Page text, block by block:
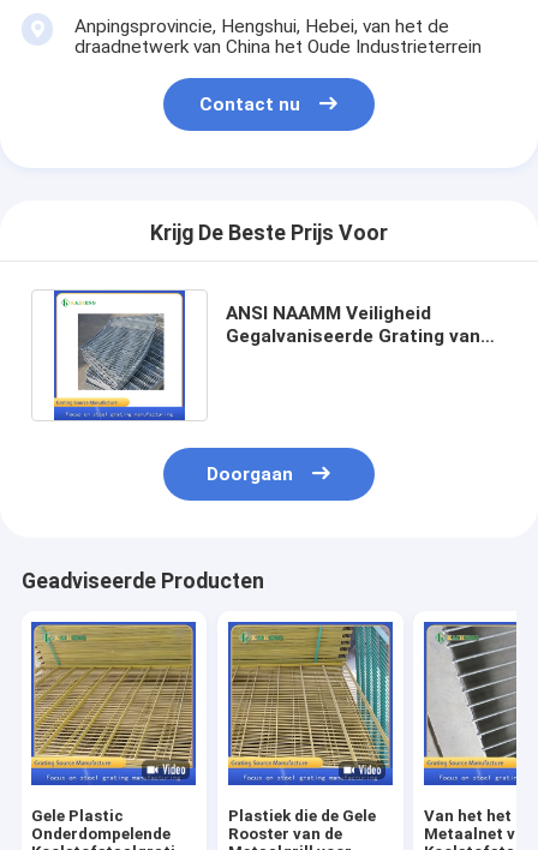
Anpingsprovincie, Hengshui, Hebei, van het de
draadnetwerk van China het Oude Industrieterrein
Contact nu
Krijg De Beste Prijs Voor
ANSI NAAMM Veiligheid
Gegalvaniseerde Grating van
Doorgaan
Geadviseerde Producten
Gele Plastic
Onderdompelende
Plastiek die de Gele
Rooster van de
Van het het
Metaalnet van